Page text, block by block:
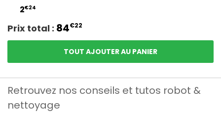
2€24
Prix total : 84€22
TOUT AJOUTER AU PANIER
Retrouvez nos conseils et tutos robot &
nettoyage